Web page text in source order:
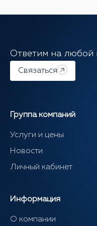
Ответим на любой
Связаться
Группа компаний
Услуги и цены
Новости
Личный кабинет
Информация
О компании